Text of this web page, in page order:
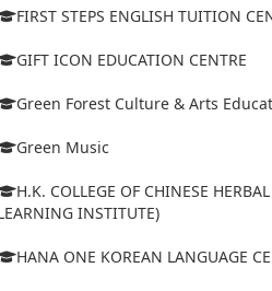
FIRST STEPS ENGLISH TUITION
GIFT ICON EDUCATION CENTRE
Green Forest Culture & Arts
Green Music
H.K. COLLEGE OF CHINESE
INSTITUTE)
HANA ONE KOREAN LANGUAGE